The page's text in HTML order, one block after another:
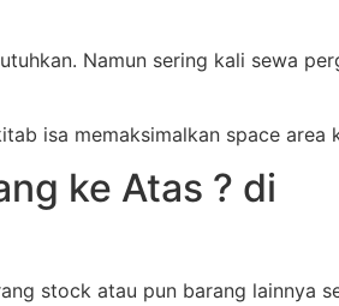
Namun sering kali sewa
isa memaksimalkan space area
ke Atas ? di
stock atau pun barang lainnya